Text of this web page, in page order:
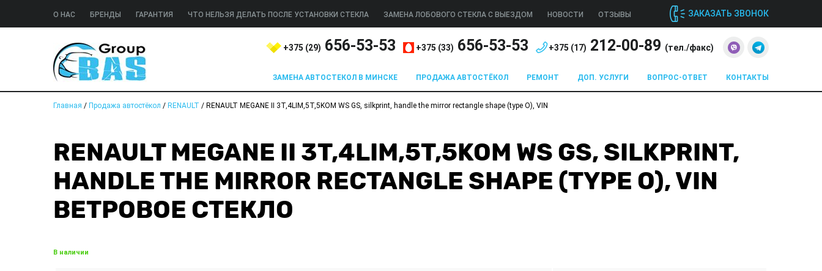
О НАС БРЕНДЫ ГАРАНТИЯ ЧТО НЕЛЬЗЯ ДЕЛАТЬ ПОСЛЕ УСТАНОВКИ СТЕКЛА ЗАМЕНА ЛОБОВОГО СТЕКЛА С ВЫЕЗДОМ НОВОСТИ ОТЗЫВЫ ЗАКАЗАТЬ ЗВОНОК
+375 (29) 656-53-53 +375 (33) 656-53-53 +375 (17) 212-00-89 (тел./факс)
ЗАМЕНА АВТОСТЕКОЛ В МИНСКЕ ПРОДАЖА АВТОСТЁКОЛ РЕМОНТ ДОП. УСЛУГИ ВОПРОС-ОТВЕТ КОНТАКТЫ
Главная / Продажа автостёкол / RENAULT / RENAULT MEGANE II 3T,4LIM,5T,5KOM WS GS, silkprint, handle the mirror rectangle shape (type O), VIN
RENAULT MEGANE II 3T,4LIM,5T,5KOM WS GS, SILKPRINT,
HANDLE THE MIRROR RECTANGLE SHAPE (TYPE O), VIN
ВЕТРОВОЕ СТЕКЛО
В наличии